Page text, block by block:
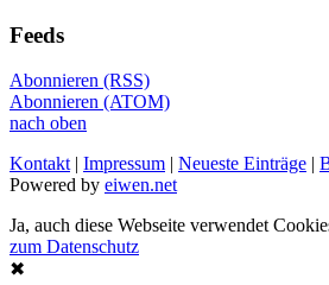
Feeds
Abonnieren (RSS)
Abonnieren (ATOM)
nach oben
Kontakt | Impressum | Neueste Einträge |
Powered by eiwen.net
Ja, auch diese Webseite verwendet
zum Datenschutz
✖